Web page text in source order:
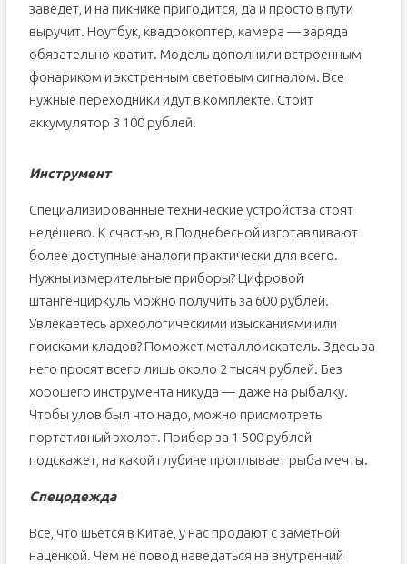
заведёт, и на пикнике пригодится, да и просто в пути
выручит. Ноутбук, квадрокоптер, камера — заряда
обязательно хватит. Модель дополнили встроенным
фонариком и экстренным световым сигналом. Все
нужные переходники идут в комплекте. Стоит
аккумулятор 3 100 рублей.
Инструмент
Специализированные технические устройства стоят
недёшево. К счастью, в Поднебесной изготавливают
более доступные аналоги практически для всего.
Нужны измерительные приборы? Цифровой
штангенциркуль можно получить за 600 рублей.
Увлекаетесь археологическими изысканиями или
поисками кладов? Поможет металлоискатель. Здесь за
него просят всего лишь около 2 тысяч рублей. Без
хорошего инструмента никуда — даже на рыбалку.
Чтобы улов был что надо, можно присмотреть
портативный эхолот. Прибор за 1 500 рублей
подскажет, на какой глубине проплывает рыба мечты.
Спецодежда
Всё, что шьётся в Китае, у нас продают с заметной
наценкой. Чем не повод наведаться на внутренний